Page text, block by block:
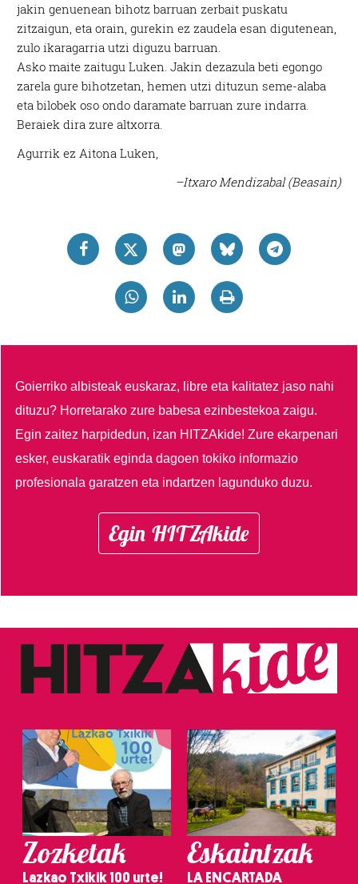
jakin genuenean bihotz barruan zerbait puskatu
zitzaigun, eta orain, gurekin ez zaudela esan digutenean,
zulo ikaragarria utzi diguzu barruan.
Asko maite zaitugu Luken. Jakin dezazula beti egongo
zarela gure bihotzetan, hemen utzi dituzun seme-alaba
eta bilobek oso ondo daramate barruan zure indarra.
Beraiek dira zure altxorra.
Agurrik ez Aitona Luken,
–Itxaro Mendizabal (Beasain)
Goierriko albisteak euskaraz, libre eta kalitatez jaso nahi
dituzu? Horretarako zure babesa ezinbestekoa zaigu.
Egin zaitez harpidedun, izan HITZAkide!Zure ekarpenari
esker, euskaratik eginda dagoen tokiko informazio
profesionala garatzen eta indartzen lagunduko duzu.
Egin HITZAkide
Zozketak
Lazkao Txikik 100 urte!
Eskaintzak
LA ENCARTADA